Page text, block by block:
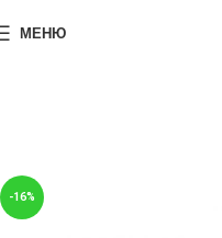
МЕНЮ
-16%